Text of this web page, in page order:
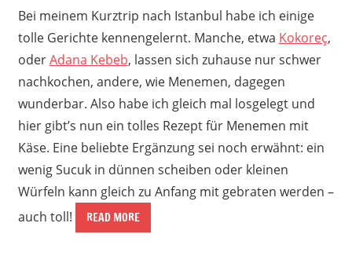
Bei meinem Kurztrip nach Istanbul habe ich einige
tolle Gerichte kennengelernt. Manche, etwa Kokoreç,
oderAdana Kebeb, lassen sich zuhause nur schwer
nachkochen, andere, wie Menemen, dagegen
wunderbar. Also habe ich gleich mal losgelegt und
hier gibt’s nun ein tolles Rezept für Menemen mit
Käse. Eine beliebte Ergänzung sei noch erwähnt: ein
wenig Sucuk in dünnen scheiben oder kleinen
Würfeln kann gleich zu Anfang mit gebraten werden –
auch toll!
READ MORE